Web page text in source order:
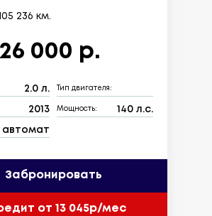
236 км.
000 р.
2.0 л. Тип двигателя:
2013 Мощность: 140 л.с.
автомат
Забронировать
от 13 045р/мес